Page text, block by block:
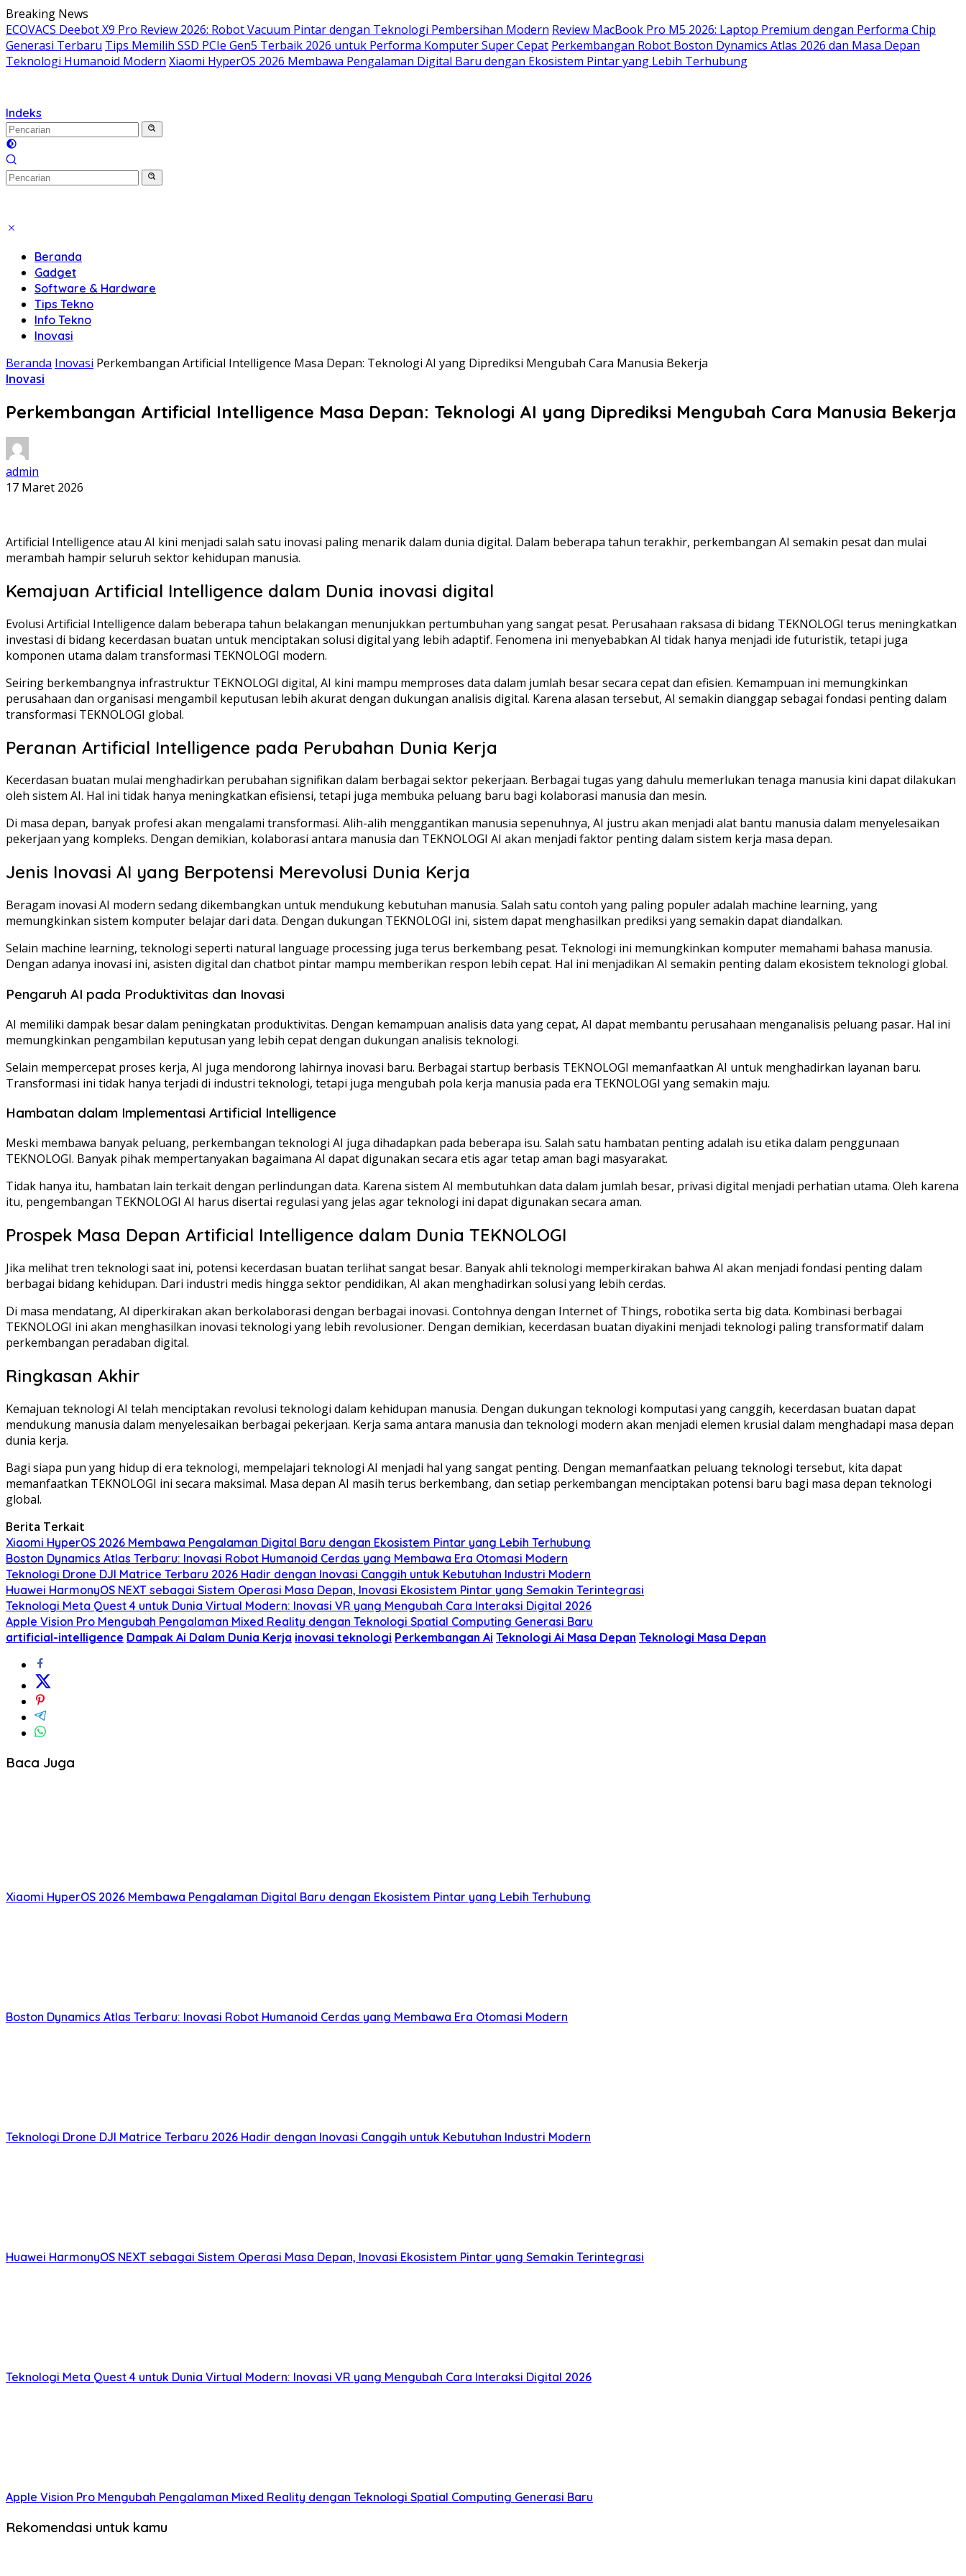
Langsung
ke
konten
Breaking News
ECOVACS Deebot X9 Pro Review 2026: Robot Vacuum Pintar dengan Teknologi Pembersihan Modern Review MacBook Pro M5 2026: Laptop Premium dengan Performa Chip
Generasi Terbaru Tips Memilih SSD PCIe Gen5 Terbaik 2026 untuk Performa Komputer Super Cepat Perkembangan Robot Boston Dynamics Atlas 2026 dan Masa Depan
Teknologi Humanoid Modern Xiaomi HyperOS 2026 Membawa Pengalaman Digital Baru dengan Ekosistem Pintar yang Lebih Terhubung
Indeks
Beranda
Gadget
Software & Hardware
Tips Tekno
Info Tekno
Inovasi
Beranda Inovasi Perkembangan Artificial Intelligence Masa Depan: Teknologi AI yang Diprediksi Mengubah Cara Manusia Bekerja
Inovasi
Perkembangan Artificial Intelligence Masa Depan: Teknologi AI yang Diprediksi Mengubah Cara Manusia Bekerja
admin
17 Maret 2026
Artificial Intelligence atau AI kini menjadi salah satu inovasi paling menarik dalam dunia digital. Dalam beberapa tahun terakhir, perkembangan AI semakin pesat dan mulai
merambah hampir seluruh sektor kehidupan manusia.
Kemajuan Artificial Intelligence dalam Dunia inovasi digital
Evolusi Artificial Intelligence dalam beberapa tahun belakangan menunjukkan pertumbuhan yang sangat pesat. Perusahaan raksasa di bidang TEKNOLOGI terus meningkatkan
investasi di bidang kecerdasan buatan untuk menciptakan solusi digital yang lebih adaptif. Fenomena ini menyebabkan AI tidak hanya menjadi ide futuristik, tetapi juga
komponen utama dalam transformasi TEKNOLOGI modern.
Seiring berkembangnya infrastruktur TEKNOLOGI digital, AI kini mampu memproses data dalam jumlah besar secara cepat dan efisien. Kemampuan ini memungkinkan
perusahaan dan organisasi mengambil keputusan lebih akurat dengan dukungan analisis digital. Karena alasan tersebut, AI semakin dianggap sebagai fondasi penting dalam
transformasi TEKNOLOGI global.
Peranan Artificial Intelligence pada Perubahan Dunia Kerja
Kecerdasan buatan mulai menghadirkan perubahan signifikan dalam berbagai sektor pekerjaan. Berbagai tugas yang dahulu memerlukan tenaga manusia kini dapat dilakukan
oleh sistem AI. Hal ini tidak hanya meningkatkan efisiensi, tetapi juga membuka peluang baru bagi kolaborasi manusia dan mesin.
Di masa depan, banyak profesi akan mengalami transformasi. Alih-alih menggantikan manusia sepenuhnya, AI justru akan menjadi alat bantu manusia dalam menyelesaikan
pekerjaan yang kompleks. Dengan demikian, kolaborasi antara manusia dan TEKNOLOGI AI akan menjadi faktor penting dalam sistem kerja masa depan.
Jenis Inovasi AI yang Berpotensi Merevolusi Dunia Kerja
Beragam inovasi AI modern sedang dikembangkan untuk mendukung kebutuhan manusia. Salah satu contoh yang paling populer adalah machine learning, yang
memungkinkan sistem komputer belajar dari data. Dengan dukungan TEKNOLOGI ini, sistem dapat menghasilkan prediksi yang semakin dapat diandalkan.
Selain machine learning, teknologi seperti natural language processing juga terus berkembang pesat. Teknologi ini memungkinkan komputer memahami bahasa manusia.
Dengan adanya inovasi ini, asisten digital dan chatbot pintar mampu memberikan respon lebih cepat. Hal ini menjadikan AI semakin penting dalam ekosistem teknologi global.
Pengaruh AI pada Produktivitas dan Inovasi
AI memiliki dampak besar dalam peningkatan produktivitas. Dengan kemampuan analisis data yang cepat, AI dapat membantu perusahaan menganalisis peluang pasar. Hal ini
memungkinkan pengambilan keputusan yang lebih cepat dengan dukungan analisis teknologi.
Selain mempercepat proses kerja, AI juga mendorong lahirnya inovasi baru. Berbagai startup berbasis TEKNOLOGI memanfaatkan AI untuk menghadirkan layanan baru.
Transformasi ini tidak hanya terjadi di industri teknologi, tetapi juga mengubah pola kerja manusia pada era TEKNOLOGI yang semakin maju.
Hambatan dalam Implementasi Artificial Intelligence
Meski membawa banyak peluang, perkembangan teknologi AI juga dihadapkan pada beberapa isu. Salah satu hambatan penting adalah isu etika dalam penggunaan
TEKNOLOGI. Banyak pihak mempertanyakan bagaimana AI dapat digunakan secara etis agar tetap aman bagi masyarakat.
Tidak hanya itu, hambatan lain terkait dengan perlindungan data. Karena sistem AI membutuhkan data dalam jumlah besar, privasi digital menjadi perhatian utama. Oleh karena
itu, pengembangan TEKNOLOGI AI harus disertai regulasi yang jelas agar teknologi ini dapat digunakan secara aman.
Prospek Masa Depan Artificial Intelligence dalam Dunia TEKNOLOGI
Jika melihat tren teknologi saat ini, potensi kecerdasan buatan terlihat sangat besar. Banyak ahli teknologi memperkirakan bahwa AI akan menjadi fondasi penting dalam
berbagai bidang kehidupan. Dari industri medis hingga sektor pendidikan, AI akan menghadirkan solusi yang lebih cerdas.
Di masa mendatang, AI diperkirakan akan berkolaborasi dengan berbagai inovasi. Contohnya dengan Internet of Things, robotika serta big data. Kombinasi berbagai
TEKNOLOGI ini akan menghasilkan inovasi teknologi yang lebih revolusioner. Dengan demikian, kecerdasan buatan diyakini menjadi teknologi paling transformatif dalam
perkembangan peradaban digital.
Ringkasan Akhir
Kemajuan teknologi AI telah menciptakan revolusi teknologi dalam kehidupan manusia. Dengan dukungan teknologi komputasi yang canggih, kecerdasan buatan dapat
mendukung manusia dalam menyelesaikan berbagai pekerjaan. Kerja sama antara manusia dan teknologi modern akan menjadi elemen krusial dalam menghadapi masa depan
dunia kerja.
Bagi siapa pun yang hidup di era teknologi, mempelajari teknologi AI menjadi hal yang sangat penting. Dengan memanfaatkan peluang teknologi tersebut, kita dapat
memanfaatkan TEKNOLOGI ini secara maksimal. Masa depan AI masih terus berkembang, dan setiap perkembangan menciptakan potensi baru bagi masa depan teknologi
global.
Berita Terkait
Xiaomi HyperOS 2026 Membawa Pengalaman Digital Baru dengan Ekosistem Pintar yang Lebih Terhubung
Boston Dynamics Atlas Terbaru: Inovasi Robot Humanoid Cerdas yang Membawa Era Otomasi Modern
Teknologi Drone DJI Matrice Terbaru 2026 Hadir dengan Inovasi Canggih untuk Kebutuhan Industri Modern
Huawei HarmonyOS NEXT sebagai Sistem Operasi Masa Depan, Inovasi Ekosistem Pintar yang Semakin Terintegrasi
Teknologi Meta Quest 4 untuk Dunia Virtual Modern: Inovasi VR yang Mengubah Cara Interaksi Digital 2026
Apple Vision Pro Mengubah Pengalaman Mixed Reality dengan Teknologi Spatial Computing Generasi Baru
artificial-intelligence Dampak Ai Dalam Dunia Kerja inovasi teknologi Perkembangan Ai Teknologi Ai Masa Depan Teknologi Masa Depan
Baca Juga
Xiaomi HyperOS 2026 Membawa Pengalaman Digital Baru dengan Ekosistem Pintar yang Lebih Terhubung
Boston Dynamics Atlas Terbaru: Inovasi Robot Humanoid Cerdas yang Membawa Era Otomasi Modern
Teknologi Drone DJI Matrice Terbaru 2026 Hadir dengan Inovasi Canggih untuk Kebutuhan Industri Modern
Huawei HarmonyOS NEXT sebagai Sistem Operasi Masa Depan, Inovasi Ekosistem Pintar yang Semakin Terintegrasi
Teknologi Meta Quest 4 untuk Dunia Virtual Modern: Inovasi VR yang Mengubah Cara Interaksi Digital 2026
Apple Vision Pro Mengubah Pengalaman Mixed Reality dengan Teknologi Spatial Computing Generasi Baru
Rekomendasi untuk kamu